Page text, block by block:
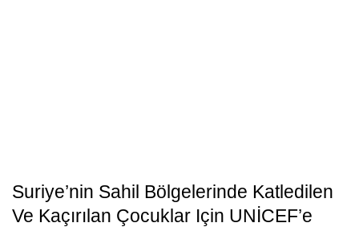
Suriye’nin Sahil Bölgelerinde Katledilen
Ve Kaçırılan Çocuklar Için UNİCEF’e